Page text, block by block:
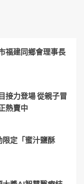
福建同鄉會理事長
接力登場 從親子冒
熱賣中
定「蜜汁鹽酥